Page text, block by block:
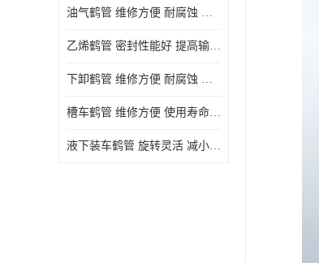
油气鹤管 维修方便 耐腐蚀 耐高温
乙烯鹤管 密封性能好 提高输送效率
下卸鹤管 维修方便 耐腐蚀 耐高温
槽车鹤管 维修方便 使用寿命较长
液下装车鹤管 旋转灵活 减小压力损失